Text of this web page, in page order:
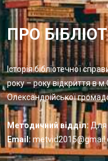
ПРО
Історія бібліотечної
року – року відкриття в
Олександрійської
Методичний відділ: Для
Email: